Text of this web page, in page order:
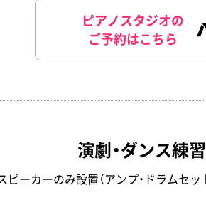
ピアノスタジオの
ご予約はこちら
演劇・ダンス練
ピーカーのみ設置（アンプ・ドラムセ